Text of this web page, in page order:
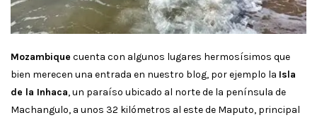
Mozambique cuenta con algunos lugares hermosísimos que
bien merecen una entrada en nuestro blog, por ejemplo la Isla
de la Inhaca, un paraíso ubicado al norte de la península de
Machangulo, a unos 32 kilómetros al este de Maputo, principal